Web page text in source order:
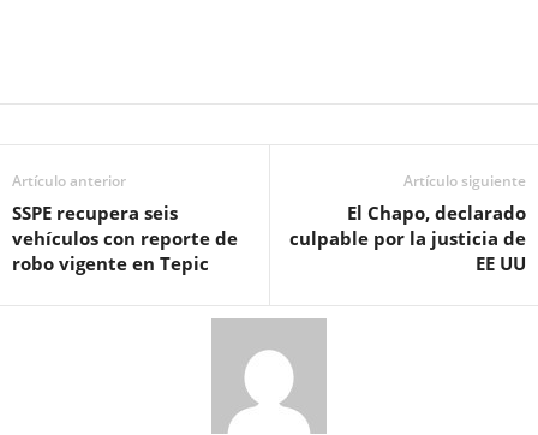
Artículo anterior
SSPE recupera seis
vehículos con reporte de
robo vigente en Tepic
Artículo siguiente
El Chapo, declarado
culpable por la justicia de
EE UU